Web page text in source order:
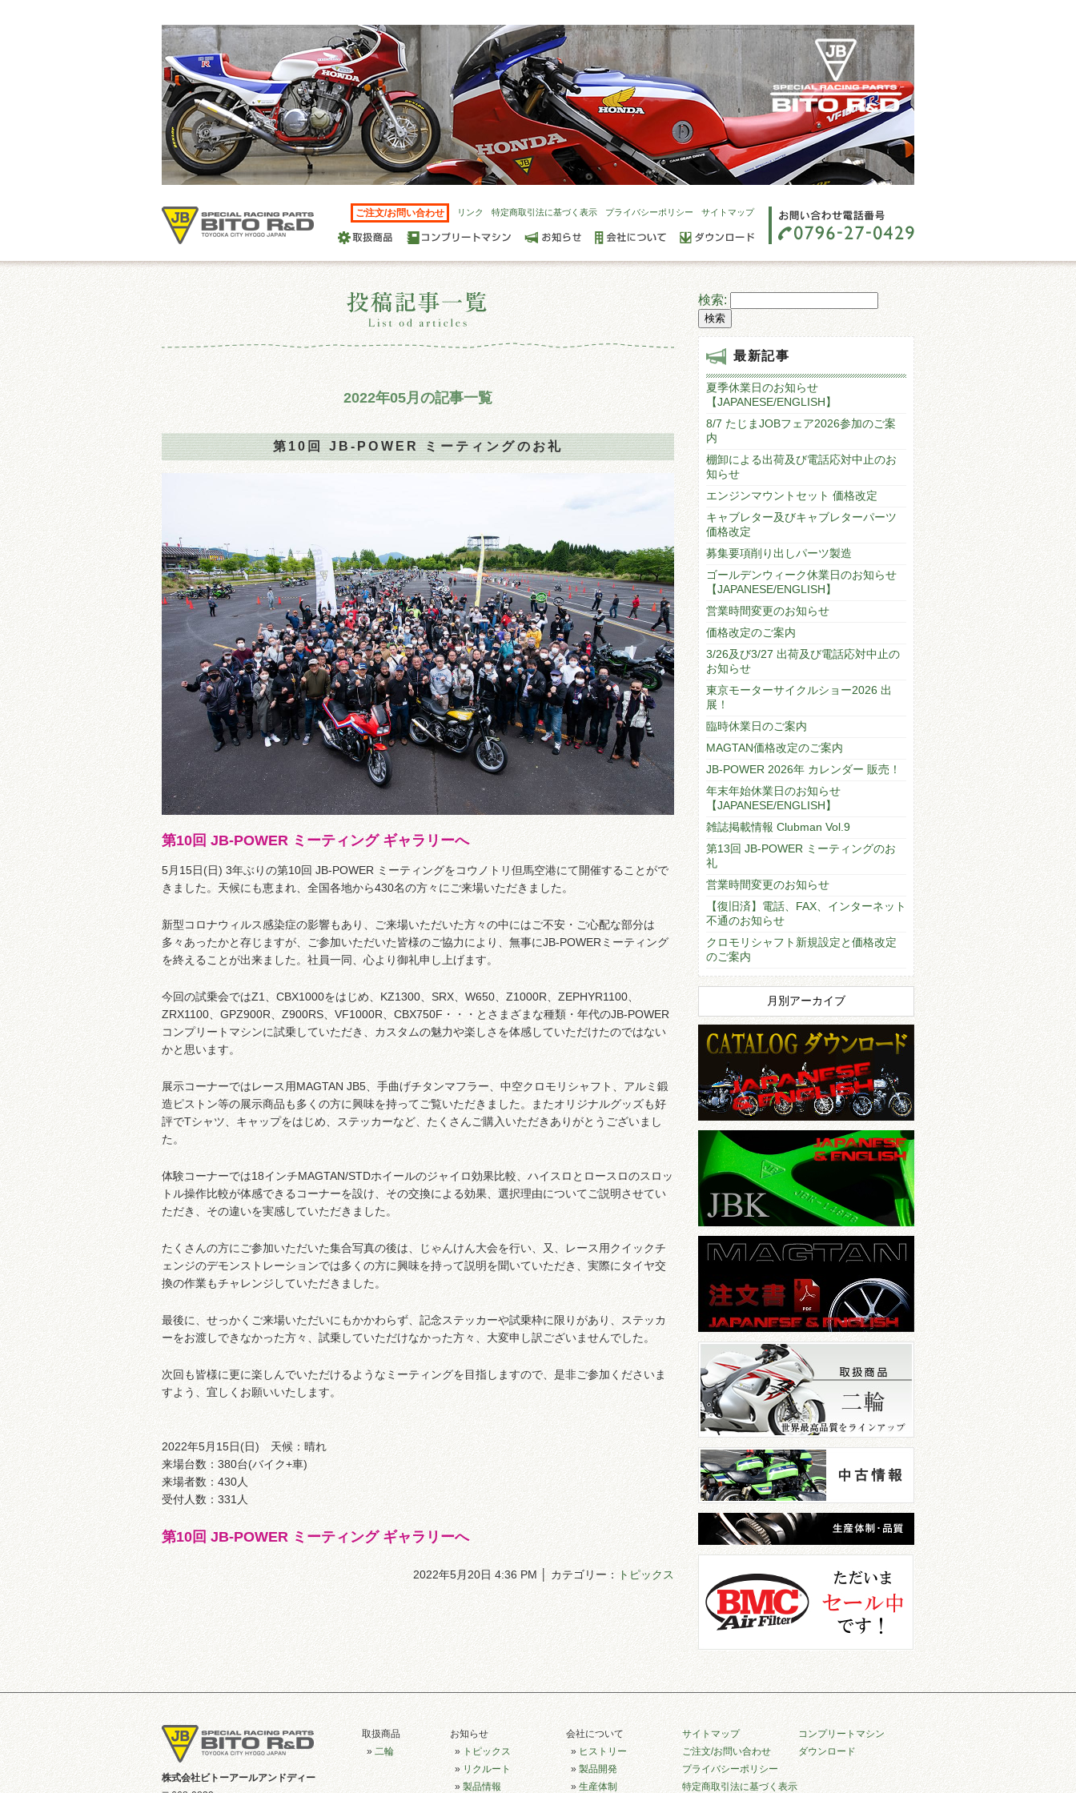
サイトマップ
プライバシーポリシー
特定商取引法に基づく表示
リンク
ご注文/お問い合わせ
2022年05月の記事一覧
第10回 JB-POWER ミーティングのお礼
第10回 JB-POWER ミーティング ギャラリーへ
5月15日(日) 3年ぶりの第10回 JB-POWER ミーティングをコウノトリ但馬空港にて開催することがで
きました。天候にも恵まれ、全国各地から430名の方々にご来場いただきました。
新型コロナウィルス感染症の影響もあり、ご来場いただいた方々の中にはご不安・ご心配な部分は
多々あったかと存じますが、ご参加いただいた皆様のご協力により、無事にJB-POWERミーティング
を終えることが出来ました。社員一同、心より御礼申し上げます。
今回の試乗会ではZ1、CBX1000をはじめ、KZ1300、SRX、W650、Z1000R、ZEPHYR1100、
ZRX1100、GPZ900R、Z900RS、VF1000R、CBX750F・・・とさまざまな種類・年代のJB-POWER
コンプリートマシンに試乗していただき、カスタムの魅力や楽しさを体感していただけたのではない
かと思います。
展示コーナーではレース用MAGTAN JB5、手曲げチタンマフラー、中空クロモリシャフト、アルミ鍛
造ピストン等の展示商品も多くの方に興味を持ってご覧いただきました。またオリジナルグッズも好
評でTシャツ、キャップをはじめ、ステッカーなど、たくさんご購入いただきありがとうございまし
た。
体験コーナーでは18インチMAGTAN/STDホイールのジャイロ効果比較、ハイスロとロースロのスロッ
トル操作比較が体感できるコーナーを設け、その交換による効果、選択理由についてご説明させてい
ただき、その違いを実感していただきました。
たくさんの方にご参加いただいた集合写真の後は、じゃんけん大会を行い、又、レース用クイックチ
ェンジのデモンストレーションでは多くの方に興味を持って説明を聞いていただき、実際にタイヤ交
換の作業もチャレンジしていただきました。
最後に、せっかくご来場いただいにもかかわらず、記念ステッカーや試乗枠に限りがあり、ステッカ
ーをお渡しできなかった方々、試乗していただけなかった方々、大変申し訳ございませんでした。
次回も皆様に更に楽しんでいただけるようなミーティングを目指しますので、是非ご参加くださいま
すよう、宜しくお願いいたします。
2022年5月15日(日) 天候：晴れ
来場台数：380台(バイク+車)
来場者数：430人
受付人数：331人
第10回 JB-POWER ミーティング ギャラリーへ
2022年5月20日 4:36 PM │ カテゴリー： トピックス
検索:
最新記事
夏季休業日のお知らせ
【JAPANESE/ENGLISH】
8/7 たじまJOBフェア2026参加のご案
内
棚卸による出荷及び電話応対中止のお
知らせ
エンジンマウントセット 価格改定
キャブレター及びキャブレターパーツ
価格改定
募集要項削り出しパーツ製造
ゴールデンウィーク休業日のお知らせ
【JAPANESE/ENGLISH】
営業時間変更のお知らせ
価格改定のご案内
3/26及び3/27 出荷及び電話応対中止の
お知らせ
東京モーターサイクルショー2026 出
展！
臨時休業日のご案内
MAGTAN価格改定のご案内
JB-POWER 2026年 カレンダー 販売！
年末年始休業日のお知らせ
【JAPANESE/ENGLISH】
雑誌掲載情報 Clubman Vol.9
第13回 JB-POWER ミーティングのお
礼
営業時間変更のお知らせ
【復旧済】電話、FAX、インターネット
不通のお知らせ
クロモリシャフト新規設定と価格改定
のご案内
月別アーカイブ
株式会社ビトーアールアンドディー
取扱商品
» 二輪
お知らせ
» トピックス
» リクルート
» 製品情報
会社について
» ヒストリー
» 製品開発
» 生産体制
サイトマップ
ご注文/お問い合わせ
プライバシーポリシー
特定商取引法に基づく表示
コンプリートマシン
ダウンロード